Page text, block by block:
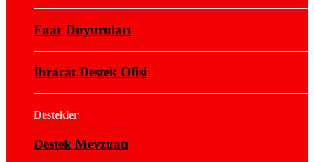
Fuar Duyuruları
İhracat Destek Ofisi
Destekler
Destek Mevzuatı